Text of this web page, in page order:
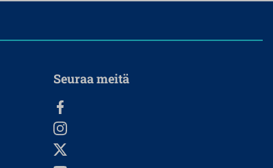
Seuraa meitä